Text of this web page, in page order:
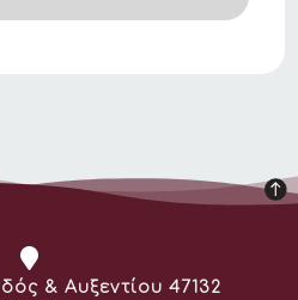
& Αυξεντίου 47132